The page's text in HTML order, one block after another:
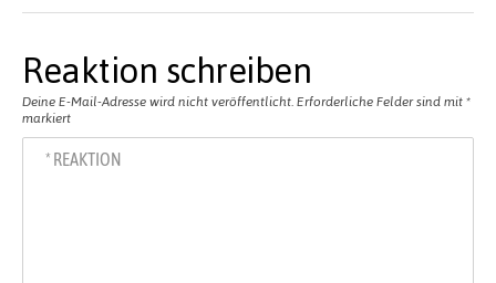
Reaktion schreiben
Deine E-Mail-Adresse wird nicht veröffentlicht. Erforderliche Felder sind mit *
markiert